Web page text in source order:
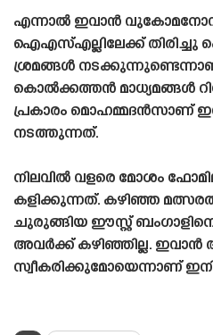
എന്നാൽ ഇവാൻ
ഐഎസ്എല്ലിലേക്ക്
ശ്രമങ്ങൾ
കൊൽക്കത്തൻ മാധ്യമങ്ങൾ
പ്രകാരം മൊഹമ്മദൻസാണ്
നടത്തുന്നത്.
നിലവിൽ വളരെ മോശം
കളിക്കുന്നത്. കഴിഞ്ഞ
ചുരുങ്ങിയ ഈസ്റ്റ്
അവർക്ക് കഴിഞ്ഞില്ല.
സ്വീകരിക്കുമോയെന്നാണ്